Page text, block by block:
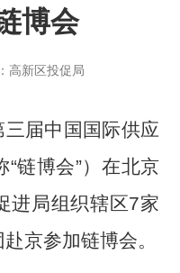
博会
高新区投促局
届中国国际供应
链博会”）在北京
进局组织辖区7家
京参加链博会。